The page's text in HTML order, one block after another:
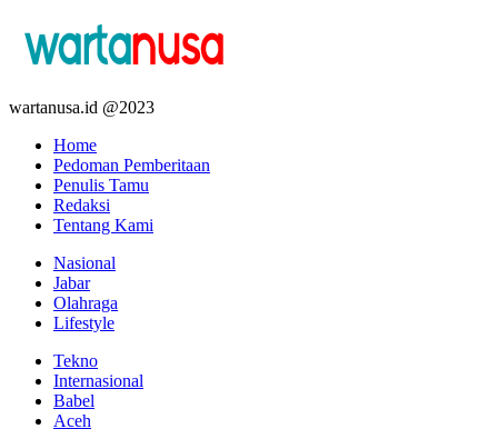
wartanusa.id @2023
Home
Pedoman Pemberitaan
Penulis Tamu
Redaksi
Tentang Kami
Nasional
Jabar
Olahraga
Lifestyle
Tekno
Internasional
Babel
Aceh